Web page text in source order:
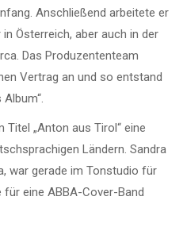
Anschließend arbeitete er
Österreich, aber auch in der
Das Produzententeam
Vertrag an und so entstand
Titel „Anton aus Tirol“ eine
Ländern. Sandra
war gerade im Tonstudio für
eine ABBA-Cover-Band